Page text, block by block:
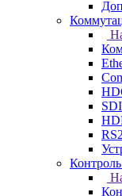
SDI